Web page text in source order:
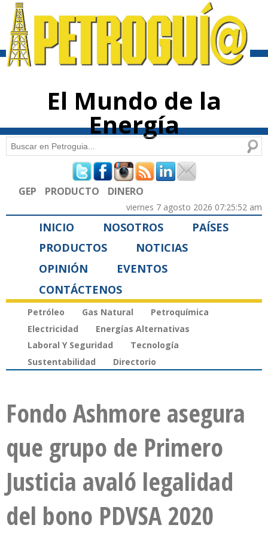
contenido
El Mundo de la
Energía
Formulario de búsqueda
Buscar
GEP PRODUCTO DINERO
viernes 7 agosto 2026 07:25:52 am
INICIO NOSOTROS
PAÍSES
PRODUCTOS
NOTICIAS
OPINIÓN
EVENTOS
CONTÁCTENOS
Petróleo Gas Natural
Petroquímica
Electricidad
Energías Alternativas
Laboral Y Seguridad
Tecnología
Sustentabilidad
Directorio
Fondo Ashmore asegura
que grupo de Primero
Justicia avaló legalidad
del bono PDVSA 2020